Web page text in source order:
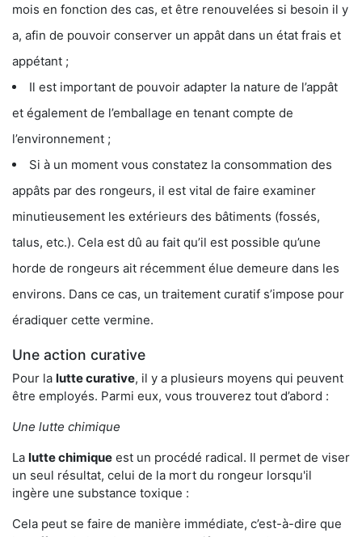
mois en fonction des cas, et être renouvelées si besoin il y
a, afin de pouvoir conserver un appât dans un état frais et
appétant ;
Il est important de pouvoir adapter la nature de l’appât
et également de l’emballage en tenant compte de
l’environnement ;
Si à un moment vous constatez la consommation des
appâts par des rongeurs, il est vital de faire examiner
minutieusement les extérieurs des bâtiments (fossés,
talus, etc.). Cela est dû au fait qu’il est possible qu’une
horde de rongeurs ait récemment élue demeure dans les
environs. Dans ce cas, un traitement curatif s’impose pour
éradiquer cette vermine.
Une action curative
Pour la lutte curative, il y a plusieurs moyens qui peuvent
être employés. Parmi eux, vous trouverez tout d’abord :
Une lutte chimique
La lutte chimique est un procédé radical. Il permet de viser
un seul résultat, celui de la mort du rongeur lorsqu'il
ingère une substance toxique :
Cela peut se faire de manière immédiate, c’est-à-dire que